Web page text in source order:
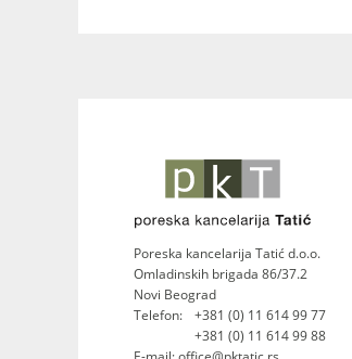
Poreska kancelarija Tatić d.o.o.
Omladinskih brigada 86/37.2
Novi Beograd
Telefon:
+381 (0) 11 614 99 77
+381 (0) 11 614 99 88